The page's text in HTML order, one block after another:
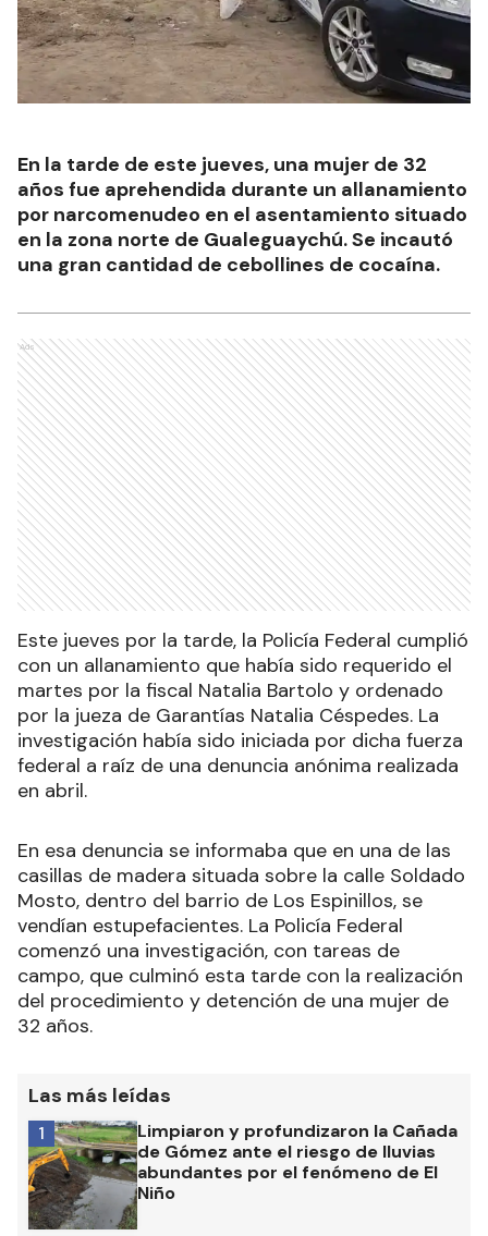
En la tarde de este jueves, una mujer de 32
años fue aprehendida durante un allanamiento
por narcomenudeo en el asentamiento situado
en la zona norte de Gualeguaychú. Se incautó
una gran cantidad de cebollines de cocaína.
Ads
Este jueves por la tarde, la Policía Federal cumplió
con un allanamiento que había sido requerido el
martes por la fiscal Natalia Bartolo y ordenado
por la jueza de Garantías Natalia Céspedes. La
investigación había sido iniciada por dicha fuerza
federal a raíz de una denuncia anónima realizada
en abril.
En esa denuncia se informaba que en una de las
casillas de madera situada sobre la calle Soldado
Mosto, dentro del barrio de Los Espinillos, se
vendían estupefacientes. La Policía Federal
comenzó una investigación, con tareas de
campo, que culminó esta tarde con la realización
del procedimiento y detención de una mujer de
32 años.
Las más leídas
Limpiaron y profundizaron la Cañada
de Gómez ante el riesgo de lluvias
abundantes por el fenómeno de El
Niño
1